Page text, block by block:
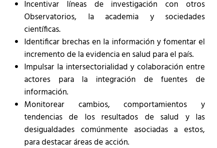
Incentivar líneas de investigación con otros
Observatorios, la academia y sociedades
científicas.
Identificar brechas en la información y fomentar el
incremento de la evidencia en salud para el país.
Impulsar la intersectorialidad y colaboración entre
actores para la integración de fuentes de
información.
Monitorear cambios, comportamientos y
tendencias de los resultados de salud y las
desigualdades comúnmente asociadas a estos,
para destacar áreas de acción.